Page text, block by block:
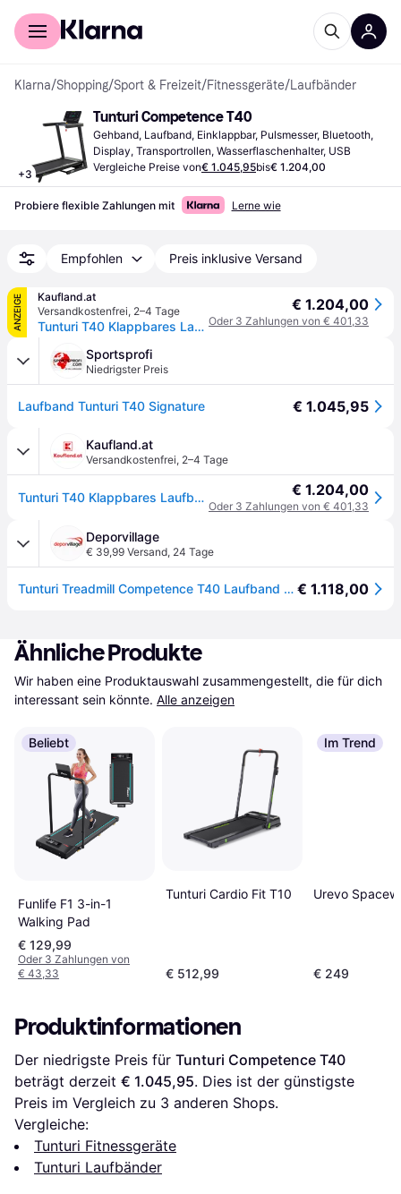
Für Shopper
Klarna/Shopping/Sport & Freizeit/Fitnessgeräte/Laufbänder
+3
Tunturi Competence T40
Gehband, Laufband, Einklappbar, Pulsmesser, Bluetooth,
Display, Transportrollen, Wasserflaschenhalter, USB
Vergleiche Preise von€ 1.045,95bis€ 1.204,00
Probiere flexible Zahlungen mit Lerne wie
Empfohlen Preis inklusive Versand
ANZEIGE
Kaufland.at
Versandkostenfrei, 2–4 Tage
Tunturi T40 Klappbares Laufband für Zuhause/Büro - Laufband mit Bluetooth - 44 Trainingsprogramme - 12 Neigungsoptionen - 1 - 16,0 km/h
€ 1.204,00
Oder 3 Zahlungen von € 401,33
Sportsprofi
Niedrigster Preis
Laufband Tunturi T40 Signature € 1.045,95
Kaufland.at
Versandkostenfrei, 2–4 Tage
Tunturi T40 Klappbares Laufband für Zuhause/Büro - Laufband mit Bluetooth - 44 Trainingsprogramme - 12 Neigungsoptionen - 1 - 16,0 km/h € 1.204,00
Oder 3 Zahlungen von € 401,33
Deporvillage
€ 39,99 Versand, 24 Tage
Tunturi Treadmill Competence T40 Laufband - Black € 1.118,00
Ähnliche Produkte
Wir haben eine Produktauswahl zusammengestellt, die für dich
interessant sein könnte. Alle anzeigen
Beliebt
Funlife F1 3-in-1
Walking Pad
€ 129,99
Oder 3 Zahlungen von
€ 43,33
Tunturi Cardio Fit T10
€ 512,99
Im Trend
Urevo
€ 249
Produktinformationen
Der niedrigste Preis für Tunturi Competence T40
beträgt derzeit € 1.045,95. Dies ist der günstigste
Preis im Vergleich zu 3 anderen Shops.
Vergleiche:
Tunturi Fitnessgeräte
Tunturi Laufbänder